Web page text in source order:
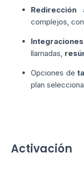
Redirección
complejos,
llamadas,
Opciones de
plan
Activación